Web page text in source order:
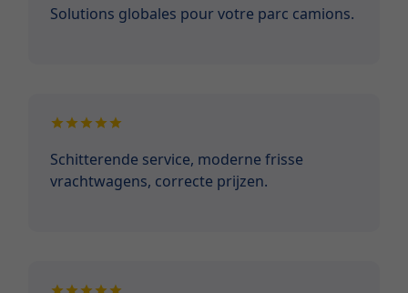
Solutions globales pour votre parc camions.
Schitterende service, moderne frisse
vrachtwagens, correcte prijzen.